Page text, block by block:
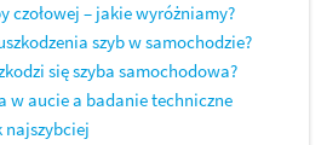
czołowej – jakie wyróżniamy?
szyb w samochodzie?
się szyba samochodowa?
w aucie a badanie techniczne
najszybciej